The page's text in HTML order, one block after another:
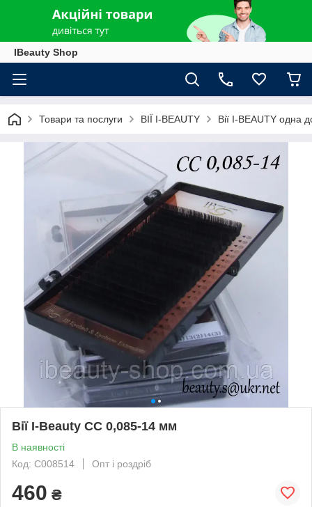
IBeauty Shop
Товари та послуги ВІЇ I-BEAUTY Вії I-BEAUTY одна
Вії I-Beauty СC 0,085-14 мм
В наявності
Код: C008514
Опт і роздріб
460 ₴